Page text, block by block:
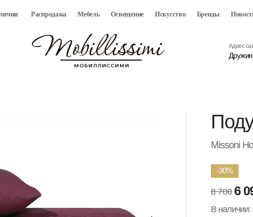
Распродажа Мебель Освещение Искусство Бренды
Адрес
Missoni
-30%
8 700 6
В наличии: